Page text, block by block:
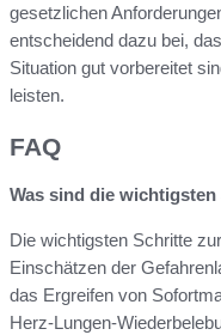
gesetzlichen
entscheidend dazu bei,
Situation gut vorbereitet
leisten.
FAQ
Was sind die
Die wichtigsten Schritte
Einschätzen der
das Ergreifen von
Herz-Lungen-